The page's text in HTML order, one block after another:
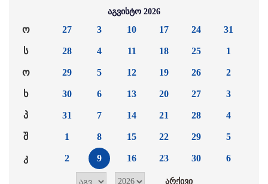
აგვისტო 2026
ო
ს
ო
ხ
პ
შ
კ
27
28
29
30
31
1
2
3
4
5
6
7
8
9
10
11
12
13
14
15
16
17
18
19
20
21
22
23
24
25
26
27
28
29
30
31
1
2
3
4
5
6